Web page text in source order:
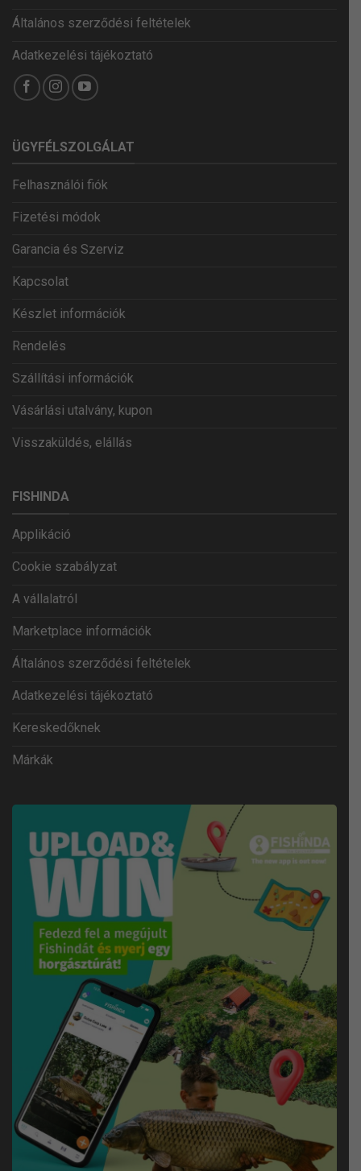
Általános szerződési feltételek
Adatkezelési tájékoztató
ÜGYFÉLSZOLGÁLAT
Felhasználói fiók
Fizetési módok
Garancia és Szerviz
Kapcsolat
Készlet információk
Rendelés
Szállítási információk
Vásárlási utalvány, kupon
Visszaküldés, elállás
FISHINDA
Applikáció
Cookie szabályzat
A vállalatról
Marketplace információk
Általános szerződési feltételek
Adatkezelési tájékoztató
Kereskedőknek
Márkák